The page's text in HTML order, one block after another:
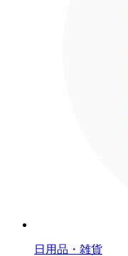
日用品・雑貨